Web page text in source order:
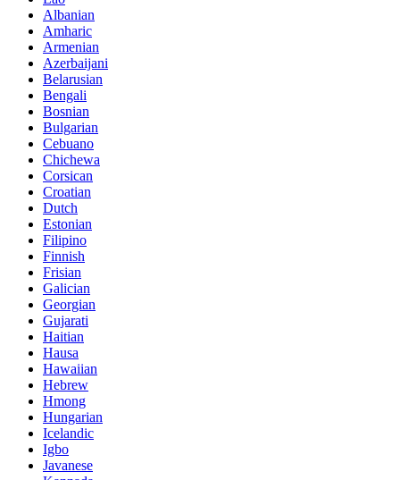
Albanian
Amharic
Armenian
Azerbaijani
Belarusian
Bengali
Bosnian
Bulgarian
Cebuano
Chichewa
Corsican
Croatian
Dutch
Estonian
Filipino
Finnish
Frisian
Galician
Georgian
Gujarati
Haitian
Hausa
Hawaiian
Hebrew
Hmong
Hungarian
Icelandic
Igbo
Javanese